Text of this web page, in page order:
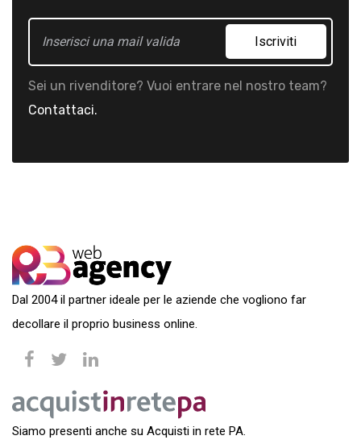
Iscriviti
Sei un rivenditore? Vuoi entrare nel nostro team?
Contattaci.
Dal 2004 il partner ideale per le aziende che vogliono far
decollare il proprio business online.
Siamo presenti anche su Acquisti in rete PA.